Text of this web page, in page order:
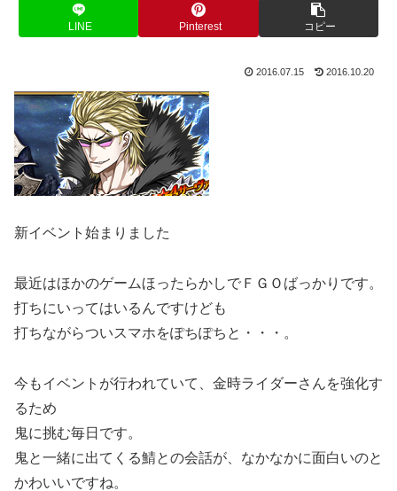
LINE Pinterest コピー
2016.07.15 2016.10.20
新イベント始まりました
最近はほかのゲームほったらかしでＦＧＯばっかりです。
打ちにいってはいるんですけども
打ちながらついスマホをぽちぽちと・・・。
今もイベントが行われていて、金時ライダーさんを強化す
るため
鬼に挑む毎日です。
鬼と一緒に出てくる鯖との会話が、なかなかに面白いのと
かわいいですね。